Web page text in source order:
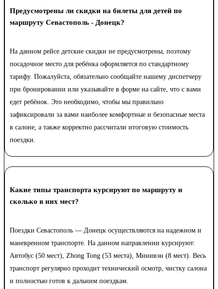
Предусмотрены ли скидки на билеты для детей по
маршруту Севастополь - Донецк?
На данном рейсе детские скидки не предусмотрены, поэтому
посадочное место для ребёнка оформляется по стандартному
тарифу. Пожалуйста, обязательно сообщайте нашему диспетчеру
при бронировании или указывайте в форме на сайте, что с вами
едет ребёнок. Это необходимо, чтобы мы правильно
зафиксировали за вами наиболее комфортные и безопасные места
в салоне, а также корректно рассчитали итоговую стоимость
поездки.
Какие типы транспорта курсируют по маршруту и
сколько в них мест?
Поездки Севастополь — Донецк осуществляются на надежном и
маневренном транспорте. На данном направлении курсируют:
Автобус (50 мест), Zhong Tong (53 места), Минивэн (8 мест). Весь
транспорт регулярно проходит технический осмотр, чистку салона
и полностью готов к дальним поездкам.